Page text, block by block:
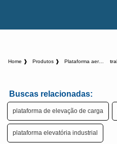
Home ❱ Produtos ❱ Plataforma aerea - Categoria ❱
Buscas relacionadas:
plataforma de elevação de carga
plataforma elevatória industrial